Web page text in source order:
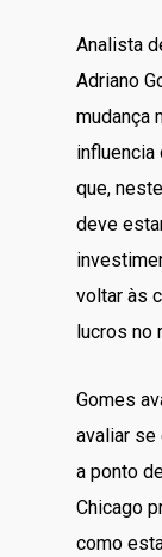
Analista
Adriano
mudança
influencia
que,
deve
voltar às
lucros no
Gomes
avaliar se
a ponto
Chicago
como